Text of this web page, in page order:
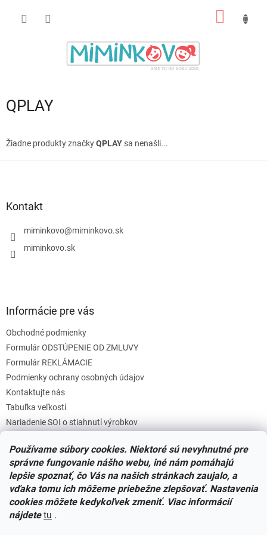
Používame súbory cookies. Niektoré sú nevyhnutné pre
správne fungovanie nášho webu, iné nám pomáhajú
lepšie spoznať, čo Vás na našich stránkach zaujalo, a
vďaka tomu ich môžeme priebežne zlepšovať. Nastavenia
cookies môžete kedykoľvek zmeniť. Viac informácií
nájdete tu .
QPLAY
Žiadne produkty značkyQPLAY sa nenašli...
Kontakt
miminkovo@miminkovo.sk
miminkovo.sk
Informácie pre vás
Obchodné podmienky
Formulár ODSTÚPENIE OD ZMLUVY
Formulár REKLÁMACIE
Podmienky ochrany osobných údajov
Kontaktujte nás
Tabuľka veľkostí
Nariadenie SOI o stiahnutí výrobkov
Zásady súborov COOKIES
Facebook